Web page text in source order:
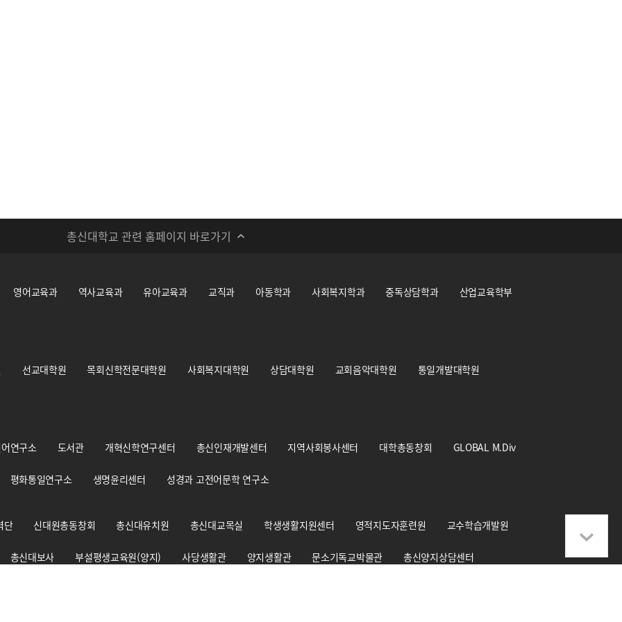
총신대학교 관련 홈페이지 바로가기
영어교육과 역사교육과 유아교육과 교직과 아동학과 사회복지학과 중독상담학과 산업교육학부
선교대학원 목회신학전문대학원 사회복지대학원 상담대학원 교회음악대학원 통일개발대학원
연구소 도서관 개혁신학연구센터 총신인재개발센터 지역사회봉사센터 대학총동창회 GLOBAL M.Div
평화통일연구소 생명윤리센터 성경과 고전어문학 연구소
단 신대원총동창회 총신대유치원 총신대교목실 학생생활지원센터 영적지도자훈련원 교수학습개발원
총신대보사 부설평생교육원(양지) 사당생활관 양지생활관 문소기독교박물관 총신양지상담센터